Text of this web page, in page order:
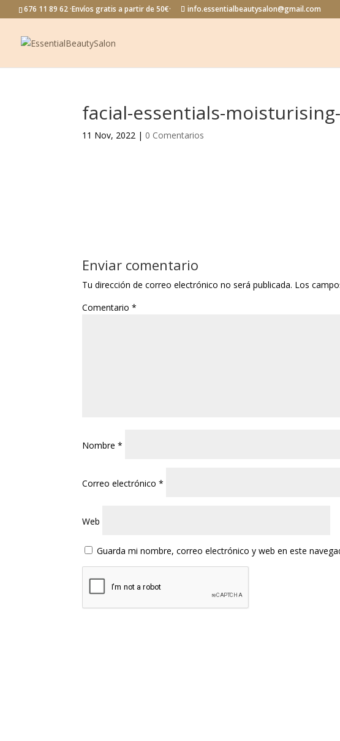
676 11 89 62 ·Envíos gratis a partir de 50€· info.essentialbeautysalon@gmail.com
facial-essentials-
11 Nov, 2022 | 0 Comentarios
Enviar comentario
Tu dirección de correo electrónico no será publicada. Los
Comentario*
Nombre*
Correo electrónico*
Web
Guarda mi nombre, correo electrónico y web en este